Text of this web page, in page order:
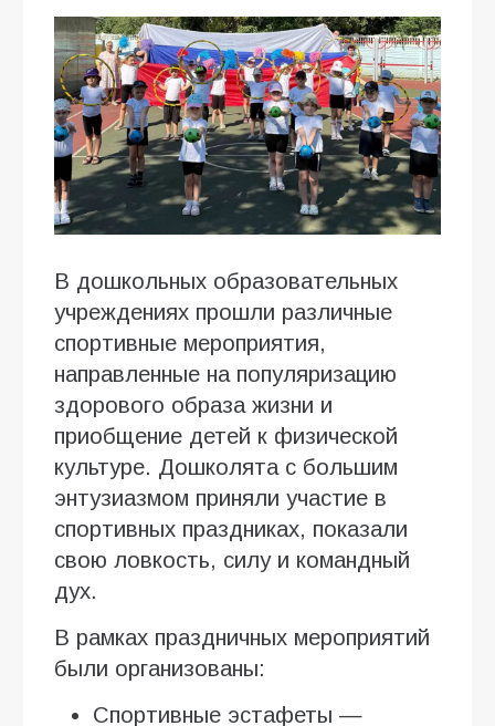
В дошкольных образовательных
учреждениях прошли различные
спортивные мероприятия,
направленные на популяризацию
здорового образа жизни и
приобщение детей к физической
культуре. Дошколята с большим
энтузиазмом приняли участие в
спортивных праздниках, показали
свою ловкость, силу и командный
дух.
В рамках праздничных мероприятий
были организованы:
Спортивные эстафеты —